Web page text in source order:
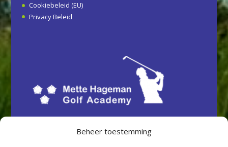
Beheer toestemming
Cookiebeleid (EU)
Privacy Beleid